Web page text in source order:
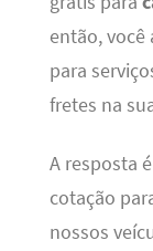
então,
para
fretes na
A resposta
cotação
nossos